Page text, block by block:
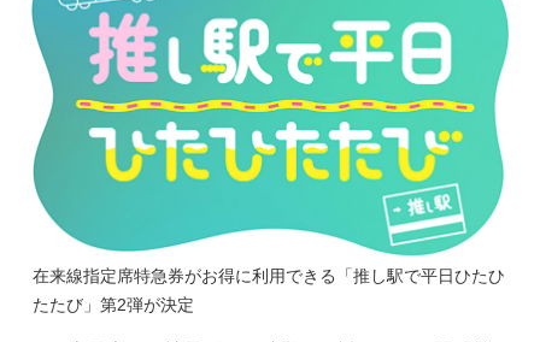
在来線指定席特急券がお得に利用できる「推し駅で平日ひたひ
たたび」第2弾が決定